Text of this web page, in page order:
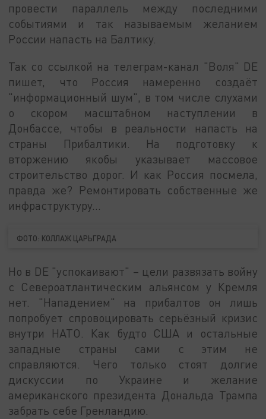
провести параллель между последними
событиями и так называемым желанием
России напасть на Балтику.
Так со ссылкой на телеграм-канал "Воля" DE
пишет, что Россия намеренно создаёт
"информационный шум", в том числе слухами
о скором масштабном наступлении в
Донбассе, чтобы в реальности напасть на
страны Прибалтики. На подготовку к
вторжению якобы указывает массовое
строительство дорог. И как Россия посмела,
правда же? Ремонтировать собственные же
инфраструктуру…
ФОТО: КОЛЛАЖ ЦАРЬГРАДА
Но в DE "успокаивают" – цели развязать войну
с Североатлантическим альянсом у Кремля
нет. "Нападением" на прибалтов он лишь
попробует спровоцировать серьёзный кризис
внутри НАТО. Как будто США и остальные
западные страны сами с этим не
справляются. Чего только стоят долгие
дискуссии по Украине и желание
американского президента Дональда Трампа
забрать себе Гренландию.